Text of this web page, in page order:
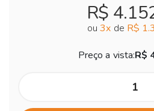
R$
ou3x de R$
Preço a vista:R$